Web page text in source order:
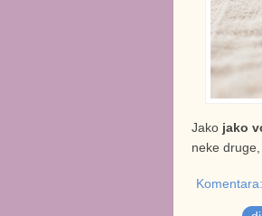
Jako jako
neke